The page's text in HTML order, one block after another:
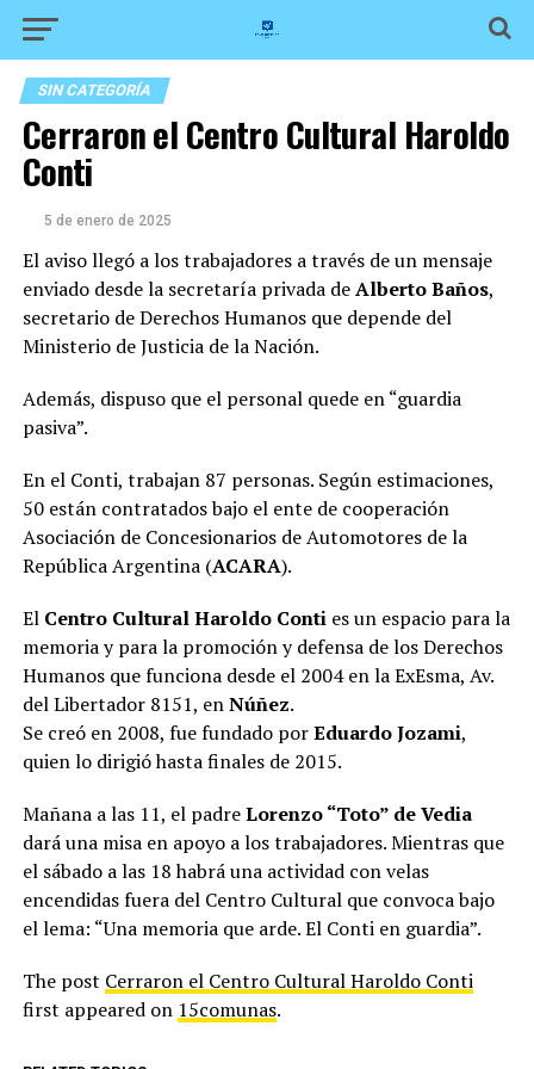
SIN CATEGORÍA
Cerraron el Centro Cultural Haroldo
Conti
5 de enero de 2025
El aviso llegó a los trabajadores a través de un mensaje
enviado desde la secretaría privada deAlberto Baños,
secretario de Derechos Humanos que depende del
Ministerio de Justicia de la Nación.
Además, dispuso que el personal quede en “guardia
pasiva”.
En el Conti, trabajan 87 personas. Según estimaciones,
50 están contratados bajo el ente de cooperación
Asociación de Concesionarios de Automotores de la
República Argentina (ACARA).
El Centro Cultural Haroldo Conties un espacio para la
memoria y para la promoción y defensa de los Derechos
Humanos que funciona desde el 2004 en la ExEsma, Av.
del Libertador 8151, enNúñez.
Se creó en 2008, fue fundado porEduardo Jozami,
quien lo dirigió hasta finales de 2015.
Mañana a las 11, el padreLorenzo “Toto” de Vedia
dará una misa en apoyo a los trabajadores. Mientras que
el sábado a las 18 habrá una actividad con velas
encendidas fuera del Centro Cultural que convoca bajo
el lema: “Una memoria que arde. El Conti en guardia”.
The post Cerraron el Centro Cultural Haroldo Conti
first appeared on 15comunas.